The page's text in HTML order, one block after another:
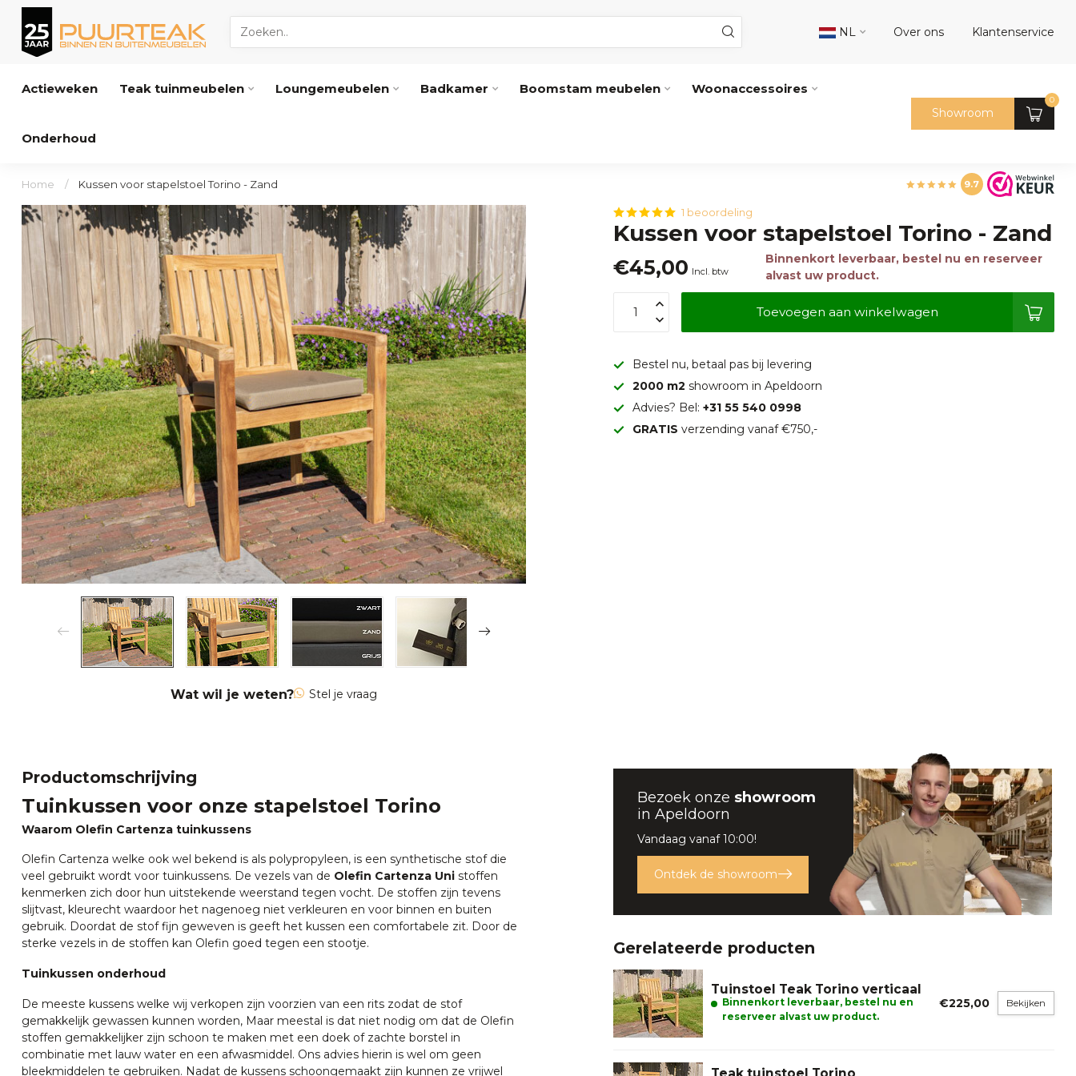
NL Over ons Klantenservice
Actieweken Teak tuinmeubelen Loungemeubelen Badkamer Boomstam meubelen Woonaccessoires
Onderhoud
Showroom
0
Home / Kussen voor stapelstoel Torino - Zand 9.7
Wat wil je weten? Stel je vraag
1 beoordeling
Kussen voor stapelstoel Torino - Zand
€45,00 Incl. btw
Binnenkort leverbaar, bestel nu en reserveer
alvast uw product.
Toevoegen aan winkelwagen
Bestel nu, betaal pas bij levering
2000 m2showroom in Apeldoorn
Advies? Bel:+31 55 540 0998
GRATIS verzending vanaf €750,-
Productomschrijving
Tuinkussen voor onze stapelstoel Torino
Waarom Olefin Cartenza tuinkussens
Olefin Cartenza welke ook wel bekend is als polypropyleen, is een synthetische stof die
veel gebruikt wordt voor tuinkussens. De vezels van de Olefin Cartenza Uni stoffen
kenmerken zich door hun uitstekende weerstand tegen vocht. De stoffen zijn tevens
slijtvast, kleurecht waardoor het nagenoeg niet verkleuren en voor binnen en buiten
gebruik. Doordat de stof fijn geweven is geeft het kussen een comfortabele zit. Door de
sterke vezels in de stoffen kan Olefin goed tegen een stootje.
Tuinkussen onderhoud
De meeste kussens welke wij verkopen zijn voorzien van een rits zodat de stof
gemakkelijk gewassen kunnen worden, Maar meestal is dat niet nodig om dat de Olefin
stoffen gemakkelijker zijn schoon te maken met een doek of zachte borstel in
combinatie met lauw water en een afwasmiddel. Ons advies hierin is wel om geen
bleekmiddelen te gebruiken. Nadat de kussens schoongemaakt zijn kunnen ze vrijwel
Bezoek onze showroom
in Apeldoorn
Vandaag vanaf 10:00!
Ontdek de showroom
Gerelateerde producten
Tuinstoel Teak Torino verticaal
Binnenkort leverbaar, bestel nu en
reserveer alvast uw product.
€225,00 Bekijken